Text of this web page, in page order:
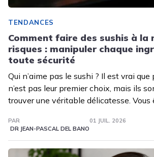
TENDANCES
Comment faire des sushis à la
risques : manipuler chaque
toute sécurité
Qui n’aime pas le sushi ? Il est vrai que
n’est pas leur premier choix, mais ils
trouver une véritable délicatesse. Vous
PAR
DR JEAN-PASCAL DEL BANO
01 JUIL. 2026